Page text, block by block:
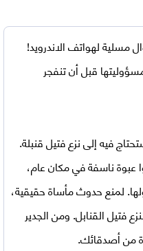
مسلية لهواتف الاندرويد!
قبل أن تنفجر
فيه إلى نزع فتيل قنبلة.
عبوة ناسفة في مكان عام،
لمنع حدوث مأساة حقيقية،
فتيل القنابل. ومن الجدير
من أصدقائك.